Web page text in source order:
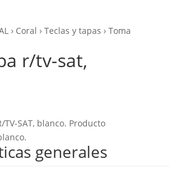
› Coral › Teclas y tapas › Toma
r/tv-sat,
TV-SAT, blanco. Producto
generales